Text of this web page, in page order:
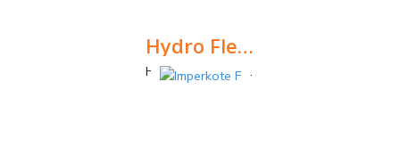
Hydro Flex R-38
Hydro Flex R-38 Revestimento Impermeabilizante Polímero é adequado para terraços, telhados, decks, juntas em exteriores e interiores, etc.